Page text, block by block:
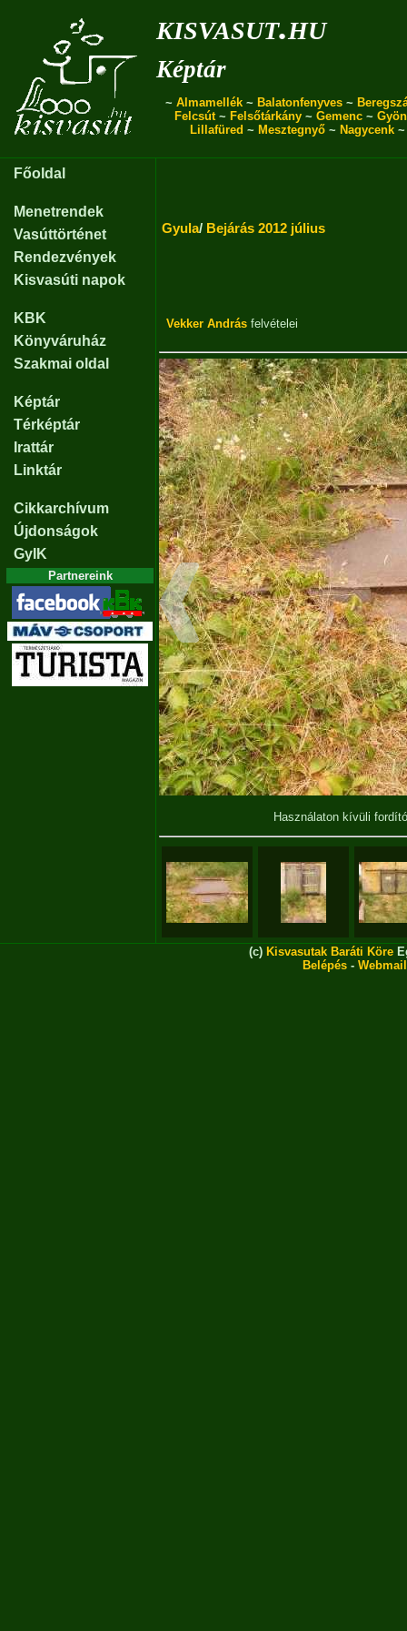
kisvasut.hu
Képtár
~ Almamellék ~ Balatonfenyves ~
Felcsút~ Felsőtárkány ~ Gemenc ~
Lillafüred ~ Mesztegnyő~ Nagycenk
Főoldal
Menetrendek
Vasúttörténet
Rendezvények
Kisvasúti napok
KBK
Könyváruház
Szakmai oldal
Képtár
Térképtár
Irattár
Linktár
Cikkarchívum
Újdonságok
GyIK
Partnereink
Gyula/ Bejárás 2012 július
Vekker András felvételei
Használaton kívüli
(c) Kisvasutak Baráti Köre
Belépés - Webmail